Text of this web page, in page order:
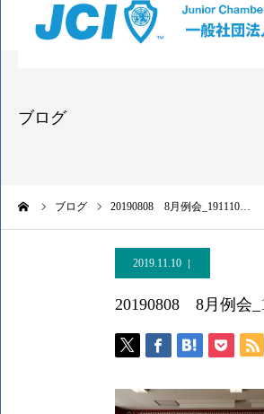
ブログ
ブログ 20190808 8月例会_191110…
2019.11.10
20190808 8月例会
情報公開
お問い合わせ